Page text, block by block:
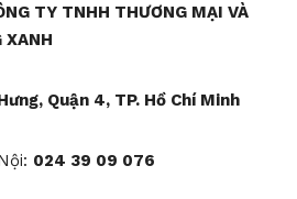
TY TNHH THƯƠNG MẠI VÀ
XANH
Quận 4, TP. Hồ Chí Minh
024 39 09 076